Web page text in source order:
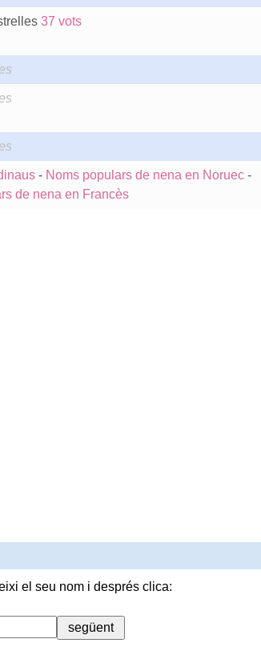
37 vots
- Noms populars de nena en Noruec-
de nena en Francès
el seu nom i després clica: